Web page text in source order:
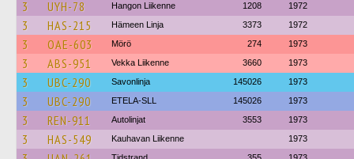
3 UYH-78 Hangon Liikenne 1208 1972
3 HAS-215 Hämeen Linja 3373 1972
3 OAE-603 Mörö 274 1973
3 ABS-951 Vekka Liikenne 3660 1973
3 UBC-290 Savonlinja 145026 1973
3 UBC-290 ETELA-SLL 145026 1973
3 REN-911 Autolinjat 3553 1973
3 HAS-549 Kauhavan Liikenne 1973